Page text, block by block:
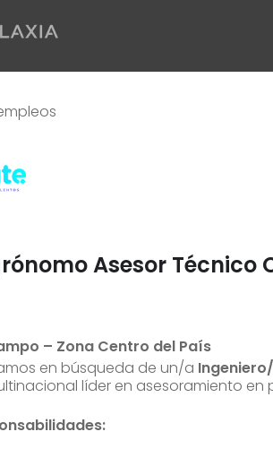
Asesor Técnico
– Zona Centro del País
en búsqueda de un/a
líder en asesoramiento en